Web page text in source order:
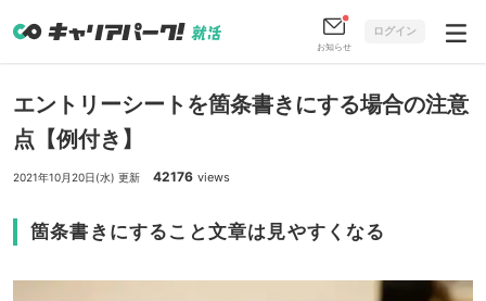
お知らせ
ログイン
エントリーシートを箇条書きにする場合の注意
点【例付き】
2021年10月20日(水) 更新 42176 views
箇条書きにすること文章は見やすくなる